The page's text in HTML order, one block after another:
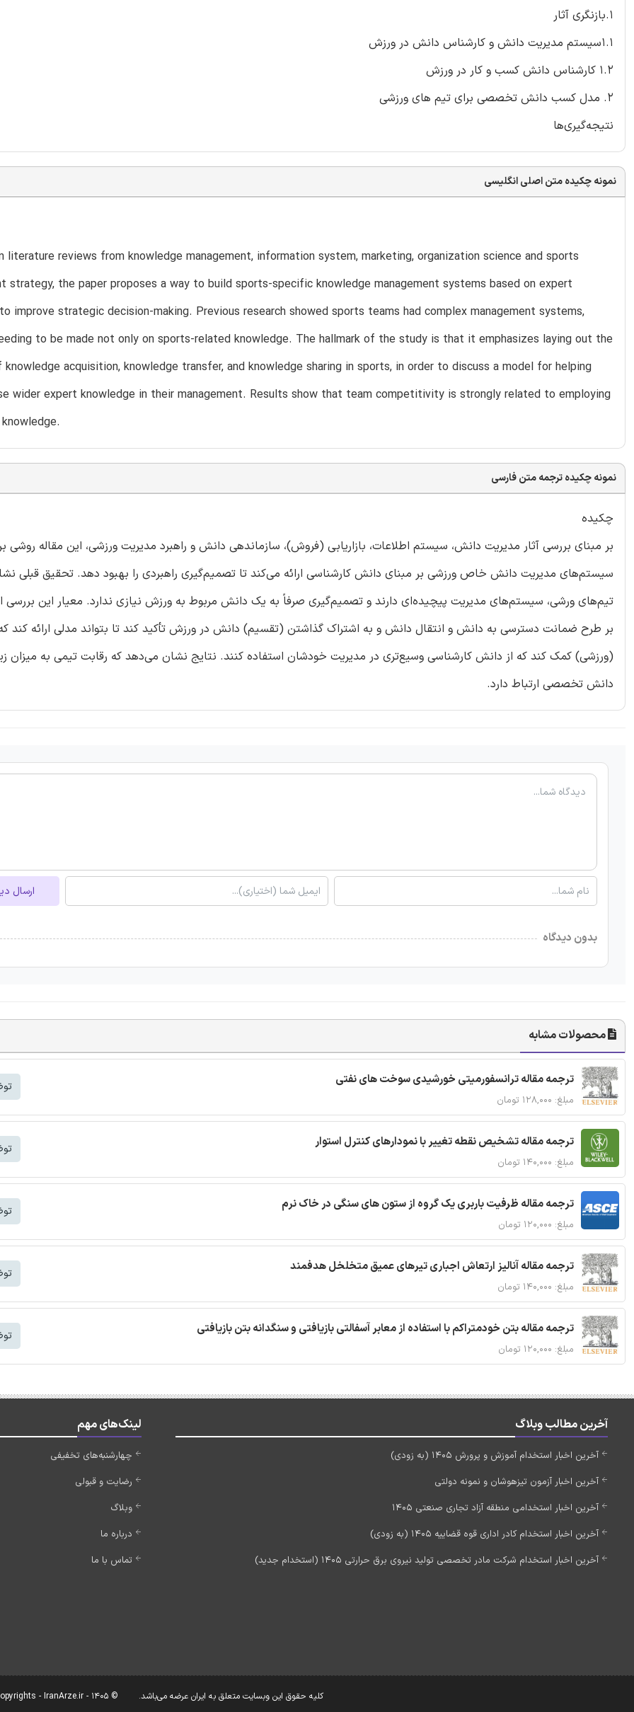
1.بازنگری آثار
1.1سیستم مدیریت دانش و کارشناس دانش در ورزش
1.2 کارشناس دانش کسب و کار در ورزش
2. مدل کسب دانش تخصصی برای تیم های ورزشی
نتیجه‌گیری‌ها
نمونه چکیده متن اصلی انگلیسی
literature reviews from knowledge management, information system, marketing, organization science and sports
strategy, the paper proposes a way to build sports-specific knowledge management systems based on expert
improve strategic decision-making. Previous research showed sports teams had complex management systems,
to be made not only on sports-related knowledge. The hallmark of the study is that it emphasizes laying out the
acquisition, knowledge transfer, and knowledge sharing in sports, in order to discuss a model for helping
wider expert knowledge in their management. Results show that team competitivity is strongly related to employing
نمونه چکیده ترجمه متن فارسی
چکیده
بر مبنای بررسی آثار مدیریت دانش، سیستم اطلاعات، بازاریابی (فروش)، سازماندهی دانش و راهبرد مدیریت ورزشی، این مقاله روشی
سیستم‌های مدیریت دانش خاص ورزشی بر مبنای دانش کارشناسی ارائه می‌کند تا تصمیم‌گیری راهبردی را بهبود دهد. تحقیق قبلی
تیم‌های ورشی، سیستم‌های مدیریت پیچیده‌ای دارند و تصمیم‌گیری صرفاً به یک دانش مربوط به ورزش نیازی ندارد. معیار این
بر طرح ضمانت دسترسی به دانش و انتقال دانش و به اشتراک گذاشتن (تقسیم) دانش در ورزش تأکید کند تا بتواند مدلی ارائه کند
(ورزشی) کمک کند که از دانش کارشناسی وسیع‌تری در مدیریت خودشان استفاده کنند. نتایج نشان می‌دهد که رقابت تیمی به میزان
دانش تخصصی ارتباط دارد.
ارسال
بدون دیدگاه
محصولات مشابه
ترجمه مقاله ترانسفورمیتی خورشیدی سوخت های نفتی
مبلغ: ۱۲۸,۰۰۰ تومان
ترجمه مقاله تشخیص نقطه تغییر با نمودارهای کنترل استوار
مبلغ: ۱۴۰,۰۰۰ تومان
ترجمه مقاله ظرفیت باربری یک گروه از ستون های سنگی در خاک نرم
مبلغ: ۱۲۰,۰۰۰ تومان
ترجمه مقاله آنالیز ارتعاش اجباری تیرهای عمیق متخلخل هدفمند
مبلغ: ۱۴۰,۰۰۰ تومان
ترجمه مقاله بتن خودمتراکم با استفاده از معابر آسفالتی بازیافتی و سنگدانه بتن بازیافتی
مبلغ: ۱۲۰,۰۰۰ تومان
آخرین مطالب وبلاگ
آخرین اخبار استخدام آموزش و پرورش 1405 (به زودی)
آخرین اخبار آزمون تیزهوشان و نمونه دولتی
آخرین اخبار استخدامی منطقه آزاد تجاری صنعتی 1405
آخرین اخبار استخدام کادر اداری قوه قضاییه 1405 (به زودی)
آخرین اخبار استخدام شرکت مادر تخصصی تولید نیروی برق حرارتی 1405 (استخدام جدید)
لینک‌های مهم
چهارشنبه‌های تخفیفی
رضایت و قبولی
وبلاگ
درباره ما
تماس با ما
کلیه حقوق این وبسایت متعلق به ایران عرضه می‌باشد. © Copyrights - IranArze.ir - 1405